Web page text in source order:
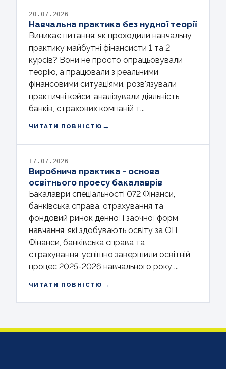
20.07.2026
Навчальна практика без нудної теорії
Виникає питання: як проходили навчальну
практику майбутні фінансисти 1 та 2
курсів? Вони не просто опрацьовували
теорію, а працювали з реальними
фінансовими ситуаціями, розв'язували
практичні кейси, аналізували діяльність
банків, страхових компаній т...
ЧИТАТИ ПОВНІСТЮ →
17.07.2026
Виробнича практика - основа
освітнього проесу бакалаврів
Бакалаври спеціальності 072 Фінанси,
банківська справа, страхування та
фондовий ринок денної і заочної форм
навчання, які здобувають освіту за ОП
Фінанси, банківська справа та
страхування, успішно завершили освітній
процес 2025-2026 навчального року ...
ЧИТАТИ ПОВНІСТЮ →